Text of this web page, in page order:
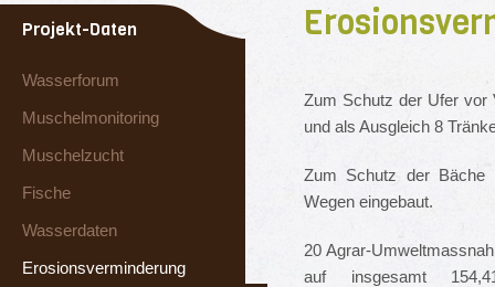
Projekt-Daten
Wasserforum
Muschelmonitoring
Muschelzucht
Fische
Wasserdaten
Erosionsverminderung
Zum Schutz der Ufer vor
und als Ausgleich 8
Zum Schutz der Bäche
Wegen eingebaut.
20 Agrar-
auf insgesamt